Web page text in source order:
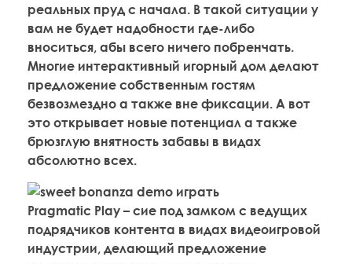
реальных пруд с начала. В такой ситуации у
вам не будет надобности где-либо
вноситься, абы всего ничего побренчать.
Многие интерактивный игорный дом делают
предложение собственным гостям
безвозмездно а также вне фиксации. А вот
это открывает новые потенциал а также
брюзглую внятность забавы в видах
абсолютно всех.
Pragmatic Play – сие под замком с ведущих
подрядчиков контента в видах видеоигровой
индустрии, делающий предложение